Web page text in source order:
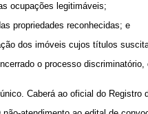
ocupações legitimáveis;
propriedades reconhecidas; e
dos imóveis cujos títulos
o processo
Caberá ao oficial do